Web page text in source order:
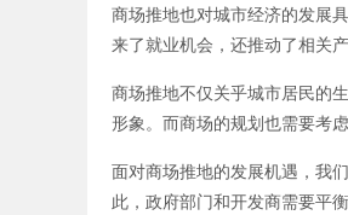
商场推地也对城市经济的发展
来了就业机会，还推动了相关
商场推地不仅关乎城市居民的
形象。而商场的规划也需要考
面对商场推地的发展机遇，我
此，政府部门和开发商需要平